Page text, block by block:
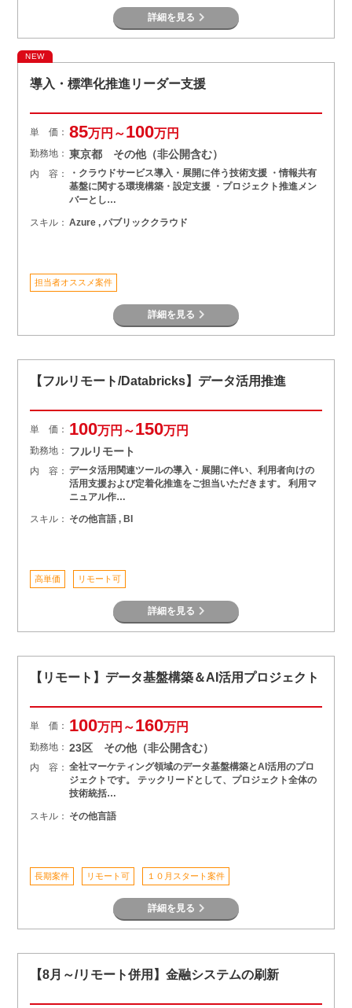
詳細を見る
NEW
導入・標準化推進リーダー支援
単 価： 85万円～100万円
勤務地： 東京都 その他（非公開含む）
内 容：
・クラウドサービス導入・展開に伴う技術支援 ・情報共有
基盤に関する環境構築・設定支援 ・プロジェクト推進メン
バーとし…
スキル： Azure , パブリッククラウド
担当者オススメ案件
詳細を見る
【フルリモート/Databricks】データ活用推進
単 価： 100万円～150万円
勤務地： フルリモート
内 容： データ活用関連ツールの導入・展開に伴い、利用者向けの
活用支援および定着化推進をご担当いただきます。 利用マ
ニュアル作…
スキル： その他言語 , BI
高単価 リモート可
詳細を見る
【リモート】データ基盤構築＆AI活用プロジェクト
単 価： 100万円～160万円
勤務地： 23区 その他（非公開含む）
内 容： 全社マーケティング領域のデータ基盤構築とAI活用のプロ
ジェクトです。 テックリードとして、プロジェクト全体の
技術統括…
スキル： その他言語
長期案件 リモート可 １０月スタート案件
詳細を見る
【8月～/リモート併用】金融システムの刷新